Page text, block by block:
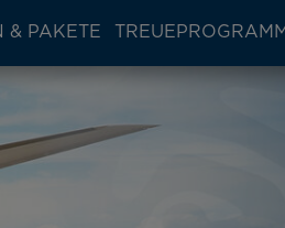
& PAKETE TREUEPROGRAMM